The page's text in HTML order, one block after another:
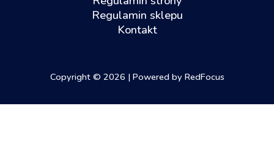
Regulamin sklepu
Kontakt
Copyright © 2026 | Powered by RedFocus